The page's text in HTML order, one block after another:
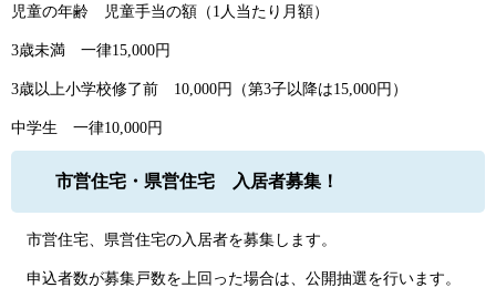
児童の年齢 児童手当の額（1人当たり月額）
3歳未満 一律15,000円
3歳以上小学校修了前 10,000円（第3子以降は15,000円）
中学生 一律10,000円
市営住宅・県営住宅 入居者募集！
市営住宅、県営住宅の入居者を募集します。
申込者数が募集戸数を上回った場合は、公開抽選を行います。